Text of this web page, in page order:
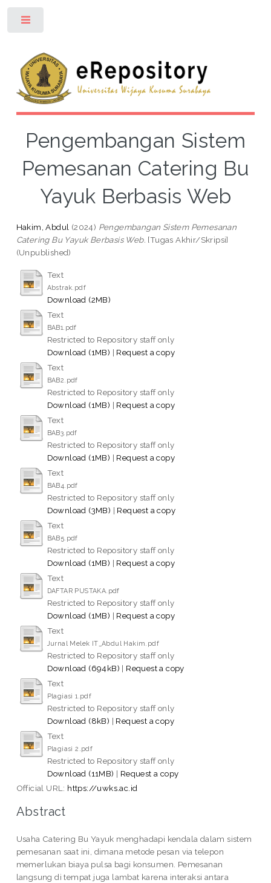
Pengembangan Sistem
Pemesanan Catering Bu
Yayuk Berbasis Web
Hakim, Abdul (2024) Pengembangan Sistem Pemesanan
Catering Bu Yayuk Berbasis Web. [Tugas Akhir/Skripsi]
(Unpublished)
Text
Abstrak.pdf
Download (2MB)
Text
BAB1.pdf
Restricted to Repository staff only
Download (1MB) | Request a copy
Text
BAB2.pdf
Restricted to Repository staff only
Download (1MB) | Request a copy
Text
BAB3.pdf
Restricted to Repository staff only
Download (1MB) | Request a copy
Text
BAB4.pdf
Restricted to Repository staff only
Download (3MB) | Request a copy
Text
BAB5.pdf
Restricted to Repository staff only
Download (1MB) | Request a copy
Text
DAFTAR PUSTAKA.pdf
Restricted to Repository staff only
Download (1MB) | Request a copy
Text
Jurnal Melek IT_Abdul Hakim.pdf
Restricted to Repository staff only
Download (694kB) | Request a copy
Text
Plagiasi 1.pdf
Restricted to Repository staff only
Download (8kB) | Request a copy
Text
Plagiasi 2.pdf
Restricted to Repository staff only
Download (11MB) | Request a copy
Official URL: https://uwks.ac.id
Abstract
Usaha Catering Bu Yayuk menghadapi kendala dalam sistem
pemesanan saat ini, dimana metode pesan via telepon
memerlukan biaya pulsa bagi konsumen. Pemesanan
langsung di tempat juga lambat karena interaksi antara